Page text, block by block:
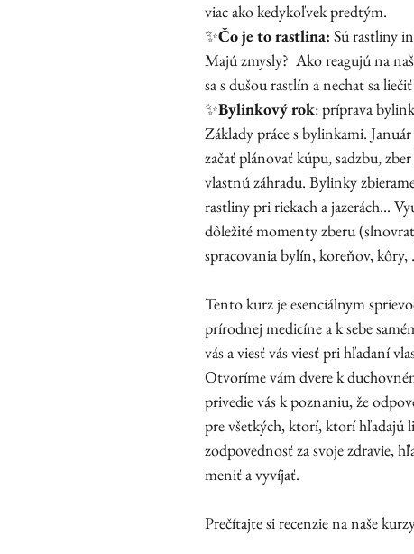
viac ako kedykoľvek predtým.
✨Čo je to rastlina: Sú rastliny
Majú zmysly? Ako reagujú na
sa s dušou rastlín a nechať sa
✨Bylinkový rok: príprava
Základy práce s bylinkami.
začať plánovať kúpu, sadzbu,
vlastnú záhradu. Bylinky
rastliny pri riekach a jazerách...
dôležité momenty zberu
spracovania bylín, koreňov, kôry,
Tento kurz je esenciálnym
prírodnej medicíne a k sebe
vás a viesť vás viesť pri hľadaní
Otvoríme vám dvere k
privedie vás k poznaniu, že
pre všetkých, ktorí, ktorí hľadajú
zodpovednosť za svoje zdravie,
meniť a vyvíjať.
Prečítajte si recenzie na naše